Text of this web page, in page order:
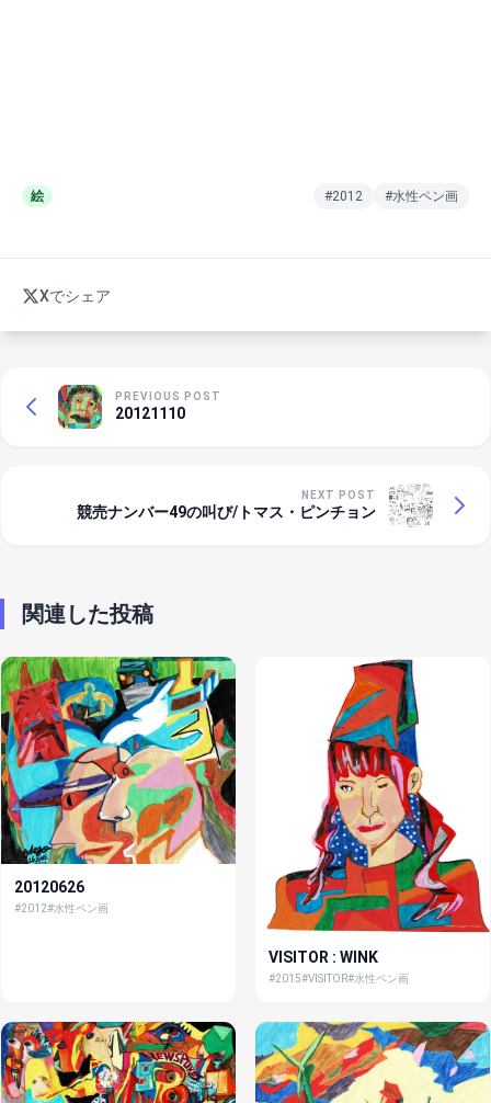
絵 #2012 #水性ペン画
Xでシェア
PREVIOUS POST
20121110
NEXT POST
競売ナンバー49の叫び/トマス・ピンチョン
関連した投稿
20120626
#2012#水性ペン画
VISITOR : WINK
#2015#VISITOR#水性ペン画